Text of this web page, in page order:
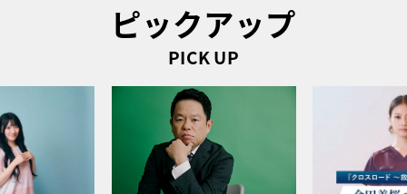
ピックアップ
PICK UP